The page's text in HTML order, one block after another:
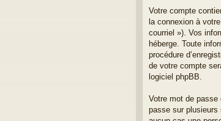
Votre compte
la connexion à
courriel »). Vos
héberge. Toute
procédure
de votre compte
logiciel phpBB.
Votre mot de passe
passe sur